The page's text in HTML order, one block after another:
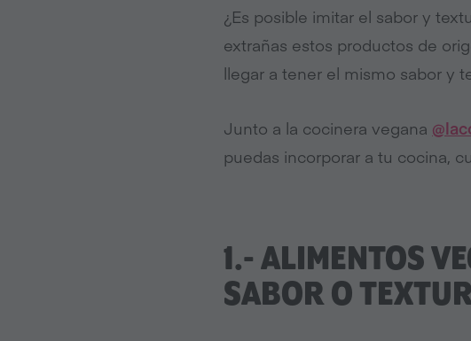
¿Es posible imitar el sabor y
extrañas estos productos de
llegar a tener el mismo sabor y
Junto a la cocinera vegana
puedas incorporar a tu cocina,
1.- ALIMENTOS
SABOR O